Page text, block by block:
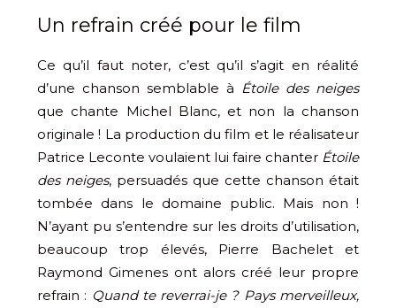
Un refrain créé pour le film
Ce qu’il faut noter, c’est qu’il s’agit en réalité
d’une chanson semblable à Étoile des neiges
que chante Michel Blanc, et non la chanson
originale ! La production du film et le réalisateur
Patrice Leconte voulaient lui faire chanter Étoile
des neiges, persuadés que cette chanson était
tombée dans le domaine public. Mais non !
N’ayant pu s’entendre sur les droits d’utilisation,
beaucoup trop élevés, Pierre Bachelet et
Raymond Gimenes ont alors créé leur propre
refrain : Quand te reverrai-je ? Pays merveilleux,